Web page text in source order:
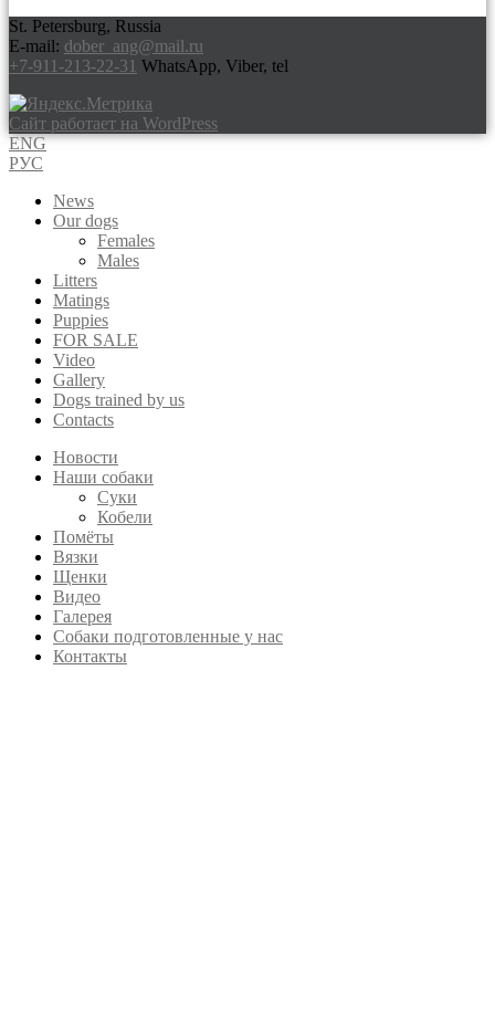
St. Petersburg, Russia
E-mail: dober_ang@mail.ru
+7-911-213-22-31 WhatsApp, Viber, tel
Сайт работает на WordPress
ENG
РУС
News
Our dogs
Females
Males
Litters
Matings
Puppies
FOR SALE
Video
Gallery
Dogs trained by us
Contacts
Новости
Наши собаки
Суки
Кобели
Помёты
Вязки
Щенки
Видео
Галерея
Собаки подготовленные у нас
Контакты